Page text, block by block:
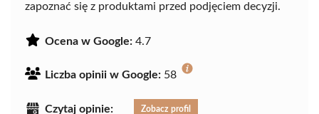
zapoznać się z produktami przed podjęciem decyzji.
Ocena w Google: 4.7
Liczba opinii w Google: 58
Czytaj opinie: Zobacz profil